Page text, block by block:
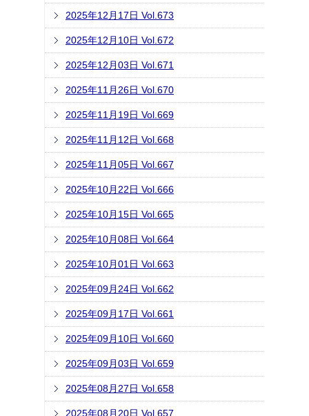
2025年12月17日 Vol.673
2025年12月10日 Vol.672
2025年12月03日 Vol.671
2025年11月26日 Vol.670
2025年11月19日 Vol.669
2025年11月12日 Vol.668
2025年11月05日 Vol.667
2025年10月22日 Vol.666
2025年10月15日 Vol.665
2025年10月08日 Vol.664
2025年10月01日 Vol.663
2025年09月24日 Vol.662
2025年09月17日 Vol.661
2025年09月10日 Vol.660
2025年09月03日 Vol.659
2025年08月27日 Vol.658
2025年08月20日 Vol.657